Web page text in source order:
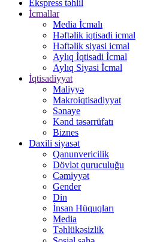
Ekspress təhlil
İcmallar
Media İcmalı
Həftəlik iqtisadi icmal
Həftəlik siyasi icmal
Aylıq İqtisadi İcmal
Aylıq Siyasi İcmal
İqtisadiyyat
Maliyyə
Makroiqtisadiyyat
Sənaye
Kənd təsərrüfatı
Biznes
Daxili siyasət
Qanunvericilik
Dövlət quruculuğu
Cəmiyyət
Gender
Din
İnsan Hüquqları
Media
Təhlükəsizlik